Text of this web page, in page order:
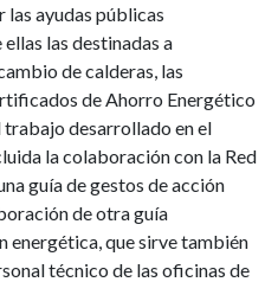
las ayudas públicas
las destinadas a
de calderas, las
de Ahorro Energético
trabajo desarrollado en el
la colaboración con la Red
guía de gestos de acción
de otra guía
energética, que sirve también
técnico de las oficinas de